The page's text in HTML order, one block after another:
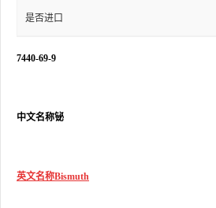
是否进口
7440-69-9
中文名称铋
英文名称Bismuth